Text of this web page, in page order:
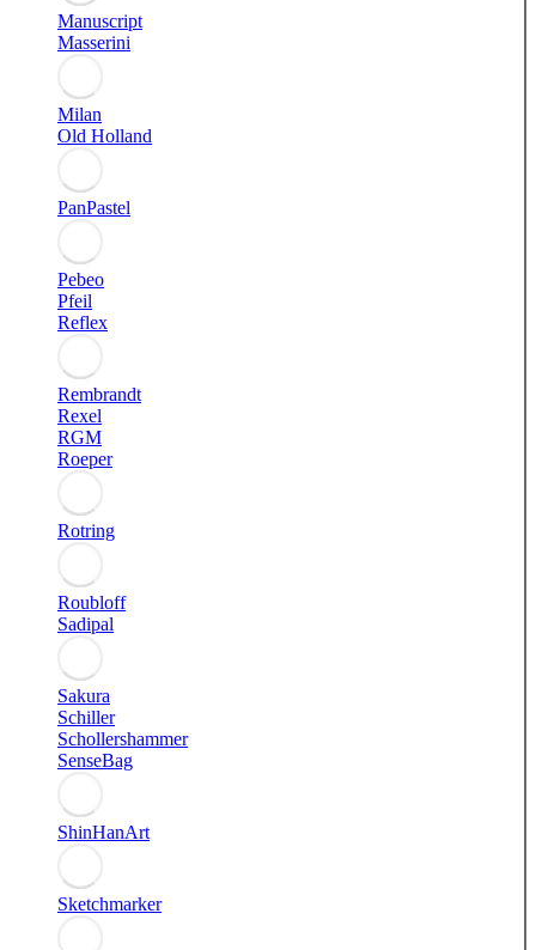
Manuscript
Masserini
Milan
Old Holland
PanPastel
Pebeo
Pfeil
Reflex
Rembrandt
Rexel
RGM
Roeper
Rotring
Roubloff
Sadipal
Sakura
Schiller
Schollershammer
SenseBag
ShinHanArt
Sketchmarker